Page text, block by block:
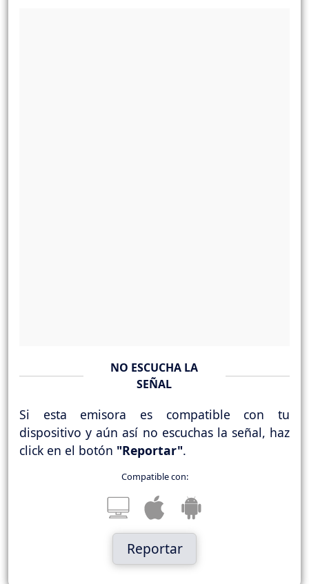
NO ESCUCHA LA
SEÑAL
Si esta emisora es compatible con tu
dispositivo y aún así no escuchas la señal, haz
click en el botón "Reportar".
Compatible con:
Reportar